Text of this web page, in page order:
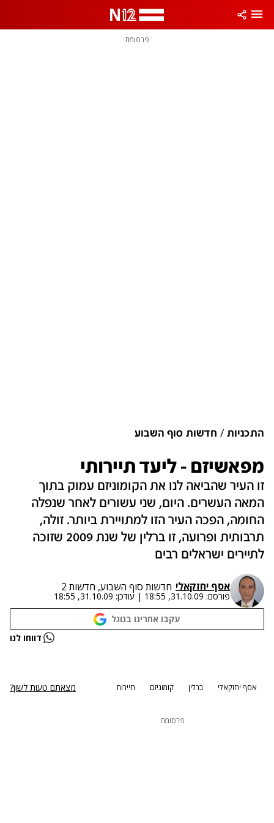
פרסומת
התכניות חדשות סוף השבוע
מפאשיזם - ליעד תיירותי
זו העיר שהביאה לנו את הקומוניזם עמוק בתוך
המאה העשרים. היום, שני עשורים לאחר שנפלה
החומה, הפכה העיר הזו למתויירת ביותר. זולה,
תרבותית ופרועה, זו ברלין של שנת 2009 שזוכה
לתיירים ישראלים רבים
אסף יחזקאלי חדשות סוף השבוע, חדשות 2
פורסם: 31.10.09, 18:55
| עודכן: 31.10.09, 18:55
עקבו אחרינו בגוגל
נתקלנו בבעיה דווחו לנו
אסף יחזקאלי ברלין קומוניזם תיירות מצאתם טעות לשון?
פרסומת